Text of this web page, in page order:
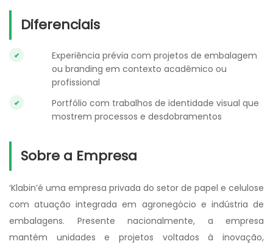
Diferenciais
Experiência prévia com projetos de embalagem
ou branding em contexto acadêmico ou
profissional
Portfólio com trabalhos de identidade visual que
mostrem processos e desdobramentos
Sobre a Empresa
‘Klabin’é uma empresa privada do setor de papel e celulose
com atuação integrada em agronegócio e indústria de
embalagens. Presente nacionalmente, a empresa
mantém unidades e projetos voltados à inovação,